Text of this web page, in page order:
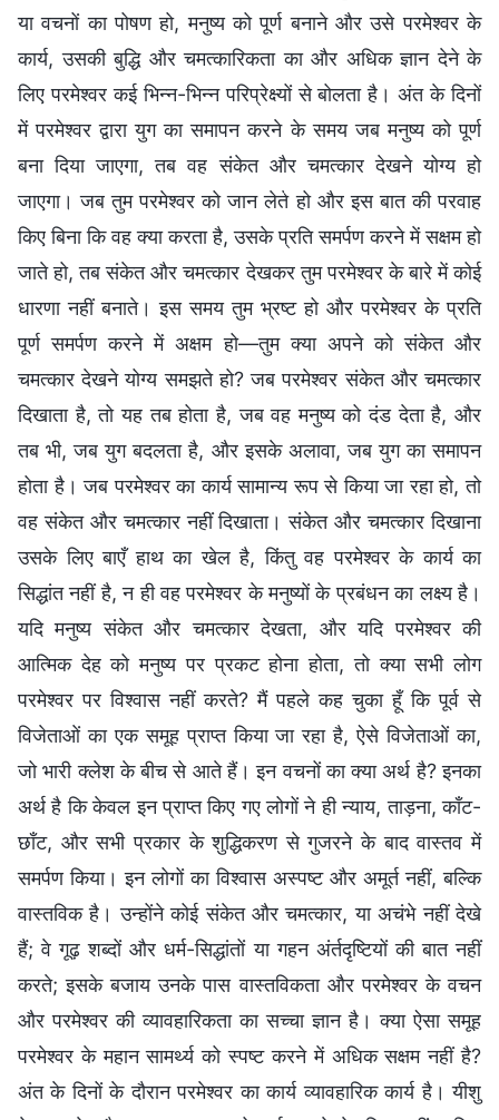
या वचनों का पोषण हो, मनुष्य को पूर्ण बनाने और उसे परमेश्वर के
कार्य, उसकी बुद्धि और चमत्कारिकता का और अधिक ज्ञान देने के
लिए परमेश्वर कई भिन्न-भिन्न परिप्रेक्ष्यों से बोलता है। अंत के दिनों
में परमेश्वर द्वारा युग का समापन करने के समय जब मनुष्य को पूर्ण
बना दिया जाएगा, तब वह संकेत और चमत्कार देखने योग्य हो
जाएगा। जब तुम परमेश्वर को जान लेते हो और इस बात की परवाह
किए बिना कि वह क्या करता है, उसके प्रति समर्पण करने में सक्षम हो
जाते हो, तब संकेत और चमत्कार देखकर तुम परमेश्वर के बारे में कोई
धारणा नहीं बनाते। इस समय तुम भ्रष्ट हो और परमेश्वर के प्रति
पूर्ण समर्पण करने में अक्षम हो—तुम क्या अपने को संकेत और
चमत्कार देखने योग्य समझते हो? जब परमेश्वर संकेत और चमत्कार
दिखाता है, तो यह तब होता है, जब वह मनुष्य को दंड देता है, और
तब भी, जब युग बदलता है, और इसके अलावा, जब युग का समापन
होता है। जब परमेश्वर का कार्य सामान्य रूप से किया जा रहा हो, तो
वह संकेत और चमत्कार नहीं दिखाता। संकेत और चमत्कार दिखाना
उसके लिए बाएँ हाथ का खेल है, किंतु वह परमेश्वर के कार्य का
सिद्धांत नहीं है, न ही वह परमेश्वर के मनुष्यों के प्रबंधन का लक्ष्य है।
यदि मनुष्य संकेत और चमत्कार देखता, और यदि परमेश्वर की
आत्मिक देह को मनुष्य पर प्रकट होना होता, तो क्या सभी लोग
परमेश्वर पर विश्वास नहीं करते? मैं पहले कह चुका हूँ कि पूर्व से
विजेताओं का एक समूह प्राप्त किया जा रहा है, ऐसे विजेताओं का,
जो भारी क्लेश के बीच से आते हैं। इन वचनों का क्या अर्थ है? इनका
अर्थ है कि केवल इन प्राप्त किए गए लोगों ने ही न्याय, ताड़ना, काँट-
छाँट, और सभी प्रकार के शुद्धिकरण से गुजरने के बाद वास्तव में
समर्पण किया। इन लोगों का विश्वास अस्पष्ट और अमूर्त नहीं, बल्कि
वास्तविक है। उन्होंने कोई संकेत और चमत्कार, या अचंभे नहीं देखे
हैं; वे गूढ़ शब्दों और धर्म-सिद्धांतों या गहन अंर्तदृष्टियों की बात नहीं
करते; इसके बजाय उनके पास वास्तविकता और परमेश्वर के वचन
और परमेश्वर की व्यावहारिकता का सच्चा ज्ञान है। क्या ऐसा समूह
परमेश्वर के महान सामर्थ्य को स्पष्ट करने में अधिक सक्षम नहीं है?
अंत के दिनों के दौरान परमेश्वर का कार्य व्यावहारिक कार्य है। यीशु